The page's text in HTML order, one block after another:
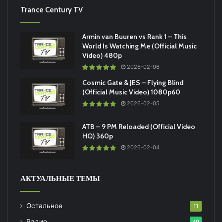
Trance Century TV
Armin van Buuren vs Rank 1 – This
World Is Watching Me (Official Music
Video) 480p
2026-02-06
Cosmic Gate & JES – Flying Blind
(Official Music Video) 1080p60
2026-02-05
ATB – 9 PM Reloaded (Official Video
HQ) 360p
2026-02-04
АКТУАЛЬНЫЕ ТЕМЫ
Остальное 11